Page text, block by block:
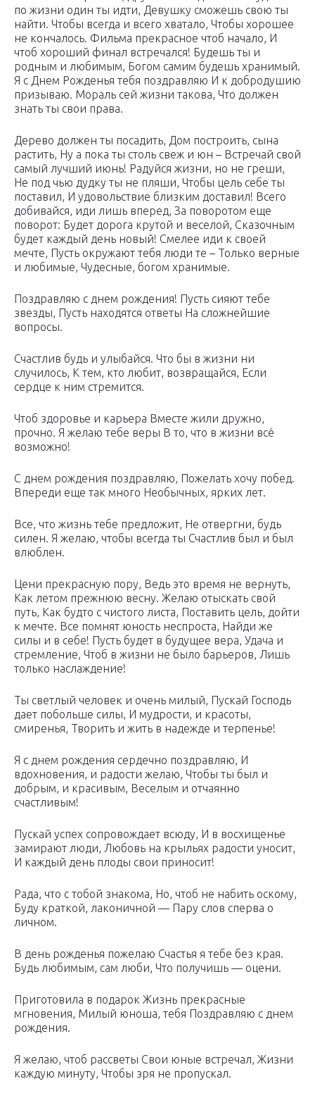
по жизни один ты идти, Девушку сможешь свою ты
найти. Чтобы всегда и всего хватало, Чтобы хорошее
не кончалось. Фильма прекрасное чтоб начало, И
чтоб хороший финал встречался! Будешь ты и
родным и любимым, Богом самим будешь хранимый.
Я с Днем Рожденья тебя поздравляю И к добродушию
призываю. Мораль сей жизни такова, Что должен
знать ты свои права.
Дерево должен ты посадить, Дом построить, сына
растить, Ну а пока ты столь свеж и юн – Встречай свой
самый лучший июнь! Радуйся жизни, но не греши,
Не под чью дудку ты не пляши, Чтобы цель себе ты
поставил, И удовольствие близким доставил! Всего
добивайся, иди лишь вперед, За поворотом еще
поворот: Будет дорога крутой и веселой, Сказочным
будет каждый день новый! Смелее иди к своей
мечте, Пусть окружают тебя люди те – Только верные
и любимые, Чудесные, богом хранимые.
Поздравляю с днем рождения! Пусть сияют тебе
звезды, Пусть находятся ответы На сложнейшие
вопросы.
Счастлив будь и улыбайся. Что бы в жизни ни
случилось, К тем, кто любит, возвращайся, Если
сердце к ним стремится.
Чтоб здоровье и карьера Вместе жили дружно,
прочно. Я желаю тебе веры В то, что в жизни всё
возможно!
С днем рождения поздравляю, Пожелать хочу побед.
Впереди еще так много Необычных, ярких лет.
Все, что жизнь тебе предложит, Не отвергни, будь
силен. Я желаю, чтобы всегда ты Счастлив был и был
влюблен.
Цени прекрасную пору, Ведь это время не вернуть,
Как летом прежнюю весну. Желаю отыскать свой
путь, Как будто с чистого листа, Поставить цель, дойти
к мечте. Все помнят юность неспроста, Найди же
силы и в себе! Пусть будет в будущее вера, Удача и
стремление, Чтоб в жизни не было барьеров, Лишь
только наслаждение!
Ты светлый человек и очень милый, Пускай Господь
дает побольше силы, И мудрости, и красоты,
смиренья, Творить и жить в надежде и терпенье!
Я с днем рождения сердечно поздравляю, И
вдохновения, и радости желаю, Чтобы ты был и
добрым, и красивым, Веселым и отчаянно
счастливым!
Пускай успех сопровождает всюду, И в восхищенье
замирают люди, Любовь на крыльях радости уносит,
И каждый день плоды свои приносит!
Рада, что с тобой знакома, Но, чтоб не набить оскому,
Буду краткой, лаконичной — Пару слов сперва о
личном.
В день рожденья пожелаю Счастья я тебе без края.
Будь любимым, сам люби, Что получишь — оцени.
Приготовила в подарок Жизнь прекрасные
мгновения, Милый юноша, тебя Поздравляю с днем
рождения.
Я желаю, чтоб рассветы Свои юные встречал, Жизни
каждую минуту, Чтобы зря не пропускал.